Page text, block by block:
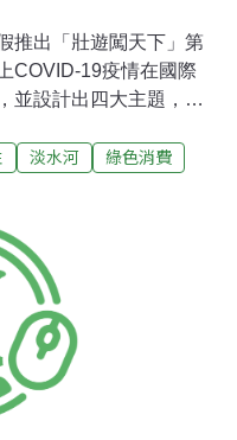
推出「壯遊闖天下」第
COVID-19疫情在國際
並設計出四大主題，分
用更多元的角度，重
之旅得帶回垃圾廚餘 讓
概念進行蘭嶼壯遊，必
帶走。湘涵表示，蘭嶼
廚餘累積在一起，味道
濃烈，小兵附和：「尤
好臭！」第一次出遊需
時積極控制在可以吃完
連湘涵也一改平時用餐
淡水河
綠色消費